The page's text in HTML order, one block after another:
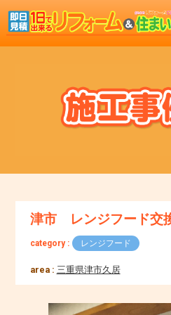
津市 レンジフード交
category : レンジフード
area : 三重県津市久居